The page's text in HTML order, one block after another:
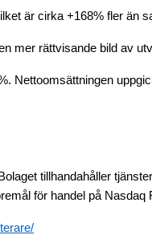
är cirka +168% fler än
mer rättvisande bild av
Nettoomsättningen
tillhandahåller
för handel på